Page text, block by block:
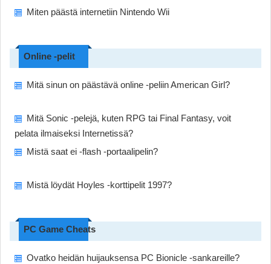
Miten päästä internetiin Nintendo Wii
Online -pelit
Mitä sinun on päästävä online -peliin American Girl?
Mitä Sonic -pelejä, kuten RPG tai Final Fantasy, voit
pelata ilmaiseksi Internetissä?
Mistä saat ei -flash -portaalipelin?
Mistä löydät Hoyles -korttipelit 1997?
PC Game Cheats
Ovatko heidän huijauksensa PC Bionicle -sankareille?